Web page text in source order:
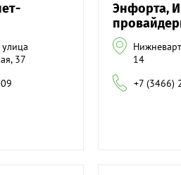
37
Энфорта,
14
+7 (3466)